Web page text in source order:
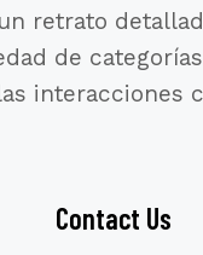
retrato
de
interacciones
Contact Us